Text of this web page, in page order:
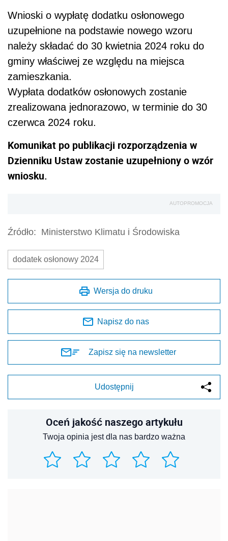
Wnioski o wypłatę dodatku osłonowego
uzupełnione na podstawie nowego wzoru
należy składać do 30 kwietnia 2024 roku do
gminy właściwej ze względu na miejsca
zamieszkania.
Wypłata dodatków osłonowych zostanie
zrealizowana jednorazowo, w terminie do 30
czerwca 2024 roku.
Komunikat po publikacji rozporządzenia w
Dzienniku Ustaw zostanie uzupełniony o wzór
wniosku.
AUTOPROMOCJA
Źródło: Ministerstwo Klimatu i Środowiska
dodatek osłonowy 2024
Wersja do druku
Napisz do nas
Zapisz się na newsletter
Udostępnij
Oceń jakość naszego artykułu
Twoja opinia jest dla nas bardzo ważna